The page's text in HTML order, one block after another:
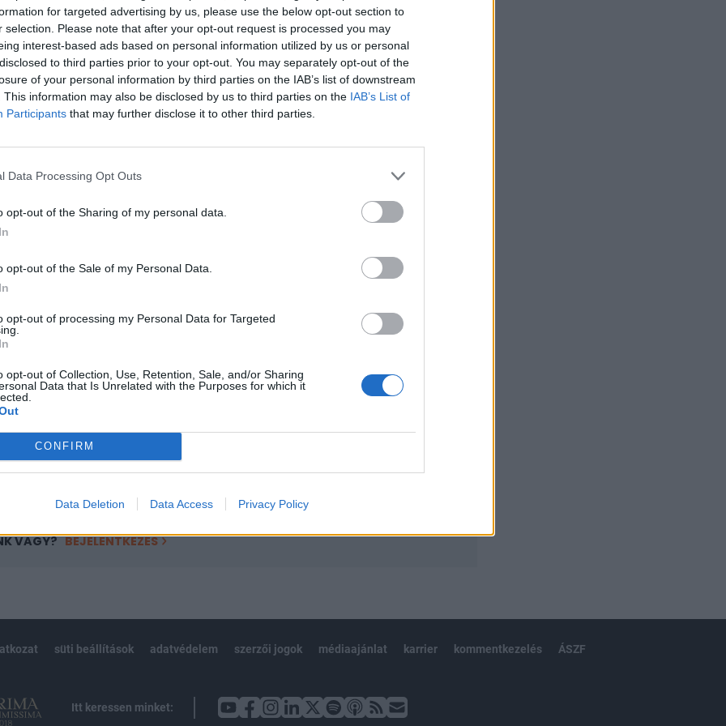
for targeted advertising by us, please use the below opt-out section to
selection. Please note that after your opt-out request is processed you may
interest-based ads based on personal information utilized by us or personal
to third parties prior to your opt-out. You may separately opt-out of the
of your personal information by third parties on the IAB’s list of downstream
This information may also be disclosed by us to third parties on the IAB’s List of
Participants that may further disclose it to other third parties.
Data Processing Opt Outs
opt-out of the Sharing of my personal data.
opt-out of the Sale of my Personal Data.
opt-out of processing my Personal Data for Targeted
opt-out of Collection, Use, Retention, Sale, and/or Sharing
Data that Is Unrelated with the Purposes for which it
CONFIRM
Data Deletion Data Access Privacy Policy
sújtotta az AXA alapkezelőt a PSZÁF és felszólította a
jogszabályok betartására. A PSZÁF közérdekű
iránti pert indít, annak érdekében, hogy az AXA
AXA Magyarország Befektetési Alapkezelő Zrt.-t és felszólította a pénztári
jogszabályi előírások betartására. A PSZÁF célvizsgálatot folytatott le az
portfolio.hu hírarchívumához tartozik, melynek olvasása előfizetéses
tartalmazza:
cikkarchívum
elmúlt 2 év napon belüli
VAGY? BEJELENTKEZÉS
süti beállítások adatvédelem szerzői jogok médiaajánlat karrier kommentkezelés ÁSZF
Itt keressen minket: